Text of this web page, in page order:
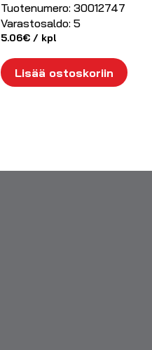
Tuotenumero: 30012747
Varastosaldo: 5
5.06€ / kpl
Lisää ostoskoriin